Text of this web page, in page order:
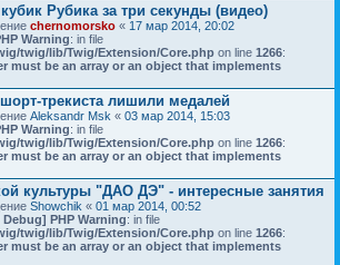
Рубика за три секунды (видео)
chernomorsko « 17 мар 2014, 20:02
Warning: in file
twig/lib/Twig/Extension/Core.php on line 1266:
must be an array or an object that implements
шорт-трекиста лишили медалей
Aleksandr Msk « 03 мар 2014, 15:03
Warning: in file
twig/lib/Twig/Extension/Core.php on line 1266:
must be an array or an object that implements
культуры "ДАО ДЭ" - интересные занятия
Showchik « 01 мар 2014, 00:52
PHP Warning: in file
twig/lib/Twig/Extension/Core.php on line 1266:
must be an array or an object that implements